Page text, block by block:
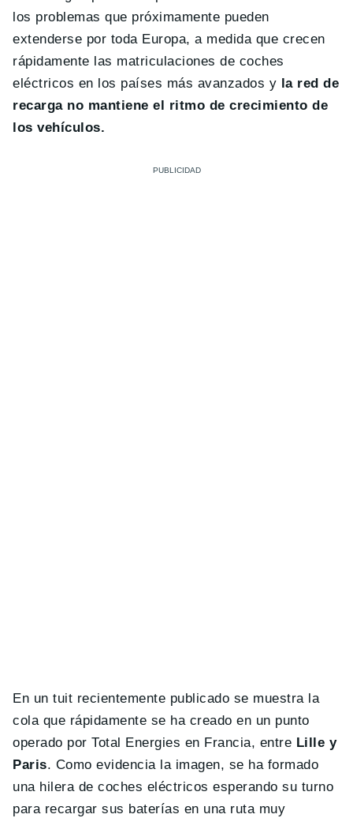
los problemas que próximamente pueden
extenderse por toda Europa, a medida que crecen
rápidamente las matriculaciones de coches
eléctricos en los países más avanzados y la red de
recarga no mantiene el ritmo de crecimiento de
los vehículos.
En un tuit recientemente publicado se muestra la
cola que rápidamente se ha creado en un punto
operado por Total Energies en Francia, entre Lille y
Paris. Como evidencia la imagen, se ha formado
una hilera de coches eléctricos esperando su turno
para recargar sus baterías en una ruta muy